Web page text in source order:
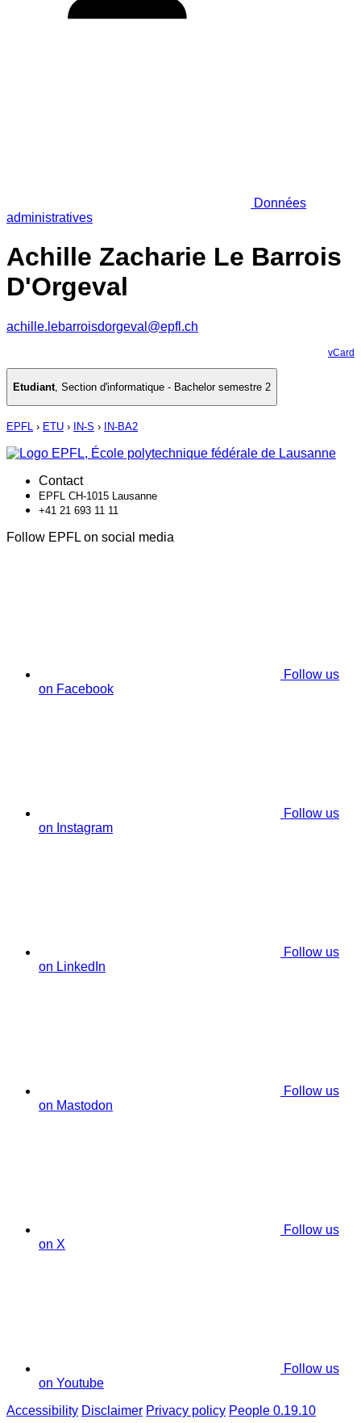
Données
administratives
Achille Zacharie Le Barrois
D'Orgeval
achille.lebarroisdorgeval@epfl.ch
vCard
Etudiant, Section d'informatique - Bachelor semestre 2
EPFL › ETU › IN-S › IN-BA2
Contact
EPFL CH-1015 Lausanne
+41 21 693 11 11
Follow EPFL on social media
Follow us
on Facebook
Follow us
on Instagram
Follow us
on LinkedIn
Follow us
on Mastodon
Follow us
on X
Follow us
on Youtube
Accessibility Disclaimer Privacy policy People 0.19.10